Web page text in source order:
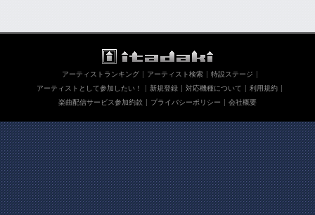
ダウンロード
アーティストランキング アーティスト検索
特設ステージ
アーティストとして参加したい！
新規登録 対応機種について
利用規約
楽曲配信サービス参加約款
プライバシーポリシー 会社概要